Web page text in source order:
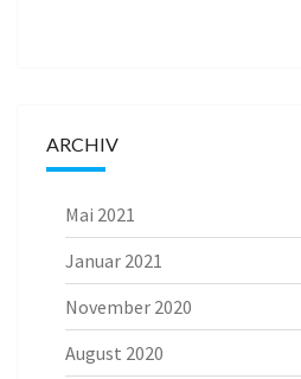
ARCHIV
Mai 2021
Januar 2021
November 2020
August 2020